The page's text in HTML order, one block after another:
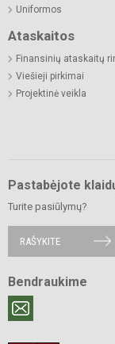
Uniformos
Ataskaitos
Finansinių ataskaitų
Viešieji pirkimai
Projektinė veikla
Pastabėjote
Turite pasiūlymų?
RAŠYKITE
Bendraukime